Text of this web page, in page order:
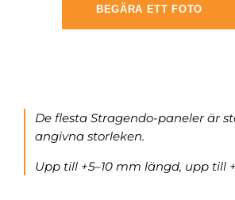
BEGÄRA ETT FOTO
De flesta Stragendo-paneler är
angivna storleken.
Upp till +5–10 mm längd, upp till